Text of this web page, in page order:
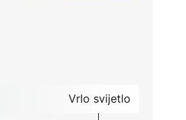
Vrlo svijetlo